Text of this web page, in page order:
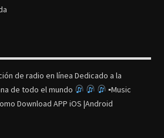
de radio en línea Dedicado a la
de todo el mundo
▪Music
Download APP iOS |Android